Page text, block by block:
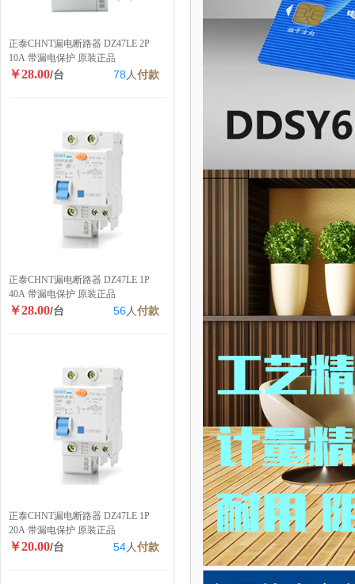
正泰CHNT漏电断路器 DZ47LE 2P
10A 带漏电保护 原装正品
￥28.00/台 78 人付款
正泰CHNT漏电断路器 DZ47LE 1P
40A 带漏电保护 原装正品
￥28.00/台 56人付款
正泰CHNT漏电断路器 DZ47LE 1P
20A 带漏电保护 原装正品
￥20.00/台 54人付款